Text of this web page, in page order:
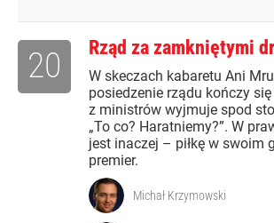
Rząd za zamkniętymi
W skeczach kabaretu Ani
posiedzenie rządu kończy
z ministrów wyjmuje spod
„To co? Haratniemy?”. W
jest inaczej – piłkę w swoim
premier.
20
Michał Krzymowski